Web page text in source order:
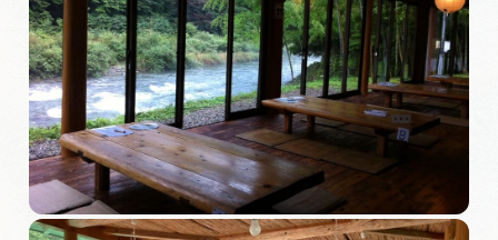
岐阜県観光データベース
旅行会社・観光事業者の皆様へ
フォトライブラリー